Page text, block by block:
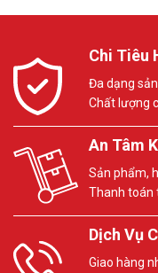
Chi Tiêu
Đa dạng
Chất lượng
An Tâm
Sản phẩm,
Thanh toán
Dịch Vụ
Giao hàng